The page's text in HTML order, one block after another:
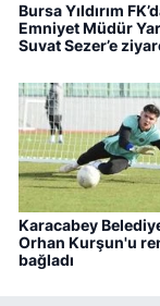
Bursa Yıldırım
Emniyet Müdür
Suvat Sezer’e
Karacabey
Orhan Kurşun'u
bağladı